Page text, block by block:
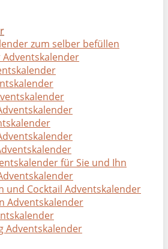
zum selber befüllen
Adventskalender
für Sie und Ihn
und Cocktail Adventskalender
Adventskalender
Adventskalender